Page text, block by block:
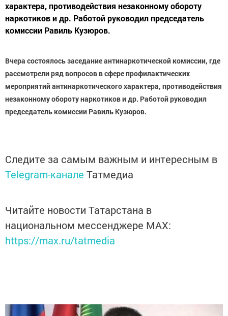
характера, противодействия незаконному обороту
наркотиков и др. Работой руководил председатель
комиссии Равиль Кузюров.
Вчера состоялось заседание антинаркотической комиссии, где
рассмотрели ряд вопросов в сфере профилактических
мероприятий антинаркотического характера, противодействия
незаконному обороту наркотиков и др. Работой руководил
председатель комиссии Равиль Кузюров.
Следите за самым важным и интересным в
Telegram-канале Татмедиа
Читайте новости Татарстана в
национальном мессенджере MАХ:
https://max.ru/tatmedia